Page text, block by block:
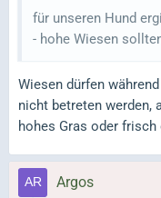
für unseren Hund
- hohe Wiesen
Wiesen dürfen
nicht betreten werden,
hohes Gras oder frisch
Argos